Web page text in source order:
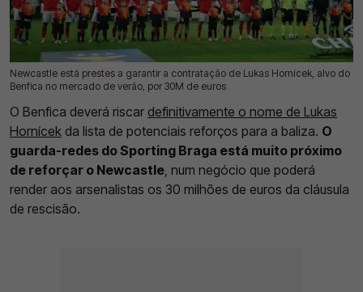
Newcastle está prestes a garantir a contratação de Lukas Hornícek, alvo do
Benfica no mercado de verão, por 30M de euros
30 Jul 2026 | 11:14 | 0
O Benfica deverá riscar definitivamente o nome de Lukas
Hornícek da lista de potenciais reforços para a baliza. O
guarda-redes do Sporting Braga está muito próximo
de reforçar o Newcastle , num negócio que poderá
render aos arsenalistas os 30 milhões de euros da cláusula
de rescisão.